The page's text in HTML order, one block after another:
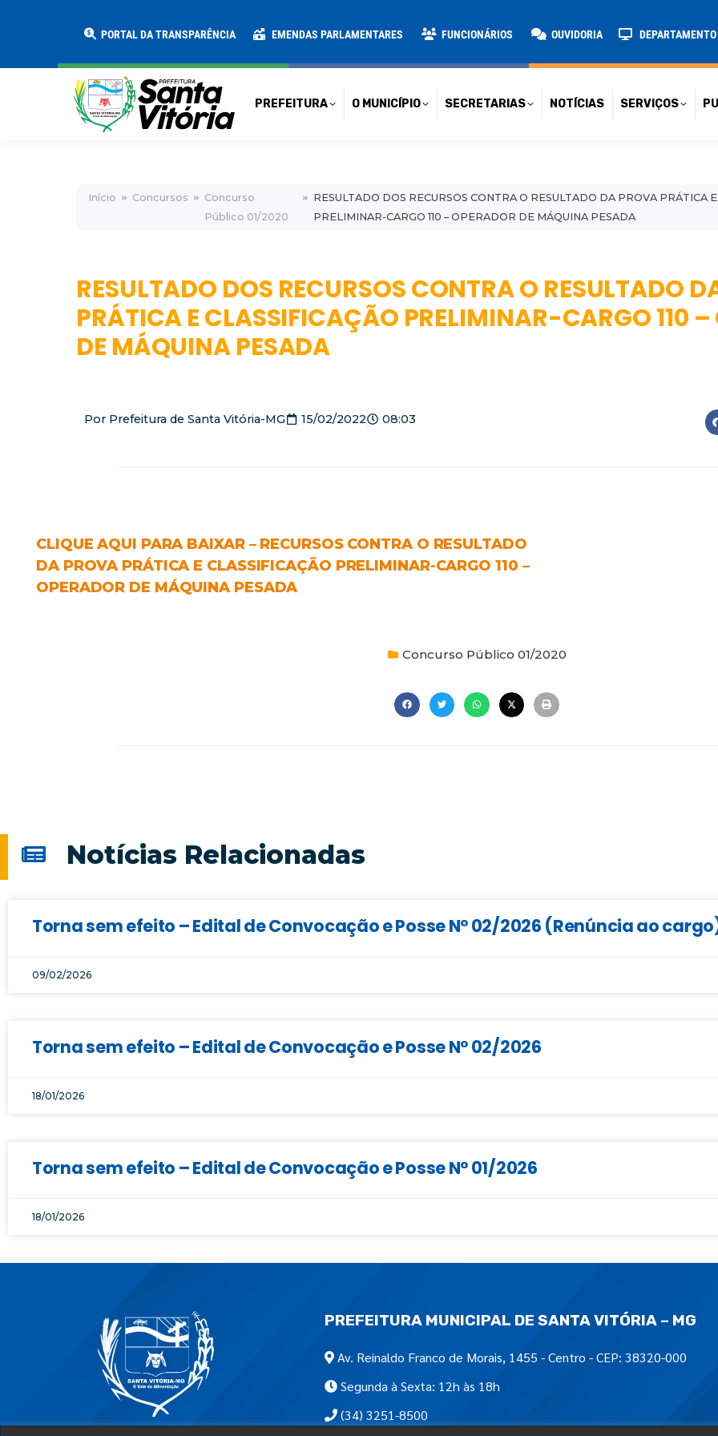
PORTAL DA TRANSPARÊNCIA EMENDAS PARLAMENTARES FUNCIONÁRIOS OUVIDORIA
PREFEITURA O MUNICÍPIO SECRETARIAS NOTÍCIAS SERVIÇOS
Início Concursos
Concurso
Público 01/2020
RESULTADO DOS RECURSOS CONTRA O RESULTADO DA PROVA PRÁTICA
PRELIMINAR-CARGO 110 – OPERADOR DE MÁQUINA PESADA
RESULTADO DOS RECURSOS CONTRA O RESULTADO
PRÁTICA E CLASSIFICAÇÃO PRELIMINAR-CARGO 110 –
DE MÁQUINA PESADA
Por Prefeitura de Santa Vitória-MG 15/02/2022 08:03
CLIQUE AQUI PARA BAIXAR – RECURSOS CONTRA O RESULTADO
DA PROVA PRÁTICA E CLASSIFICAÇÃO PRELIMINAR-CARGO 110 –
OPERADOR DE MÁQUINA PESADA
Concurso Público 01/2020
Notícias Relacionadas
Torna sem efeito – Edital de Convocação e Posse N° 02/2026 (Renúncia ao
09/02/2026
Torna sem efeito – Edital de Convocação e Posse N° 02/2026
18/01/2026
Torna sem efeito – Edital de Convocação e Posse N° 01/2026
18/01/2026
PREFEITURA MUNICIPAL DE SANTA VITÓRIA – MG
Av. Reinaldo Franco de Morais, 1455 - Centro - CEP: 38320-000
Segunda à Sexta: 12h às 18h
(34) 3251-8500